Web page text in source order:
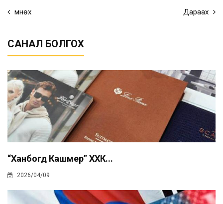
Өмнөх Дараах
САНАЛ БОЛГОХ
“Ханбогд Кашмер” ХХК...
2026/04/09